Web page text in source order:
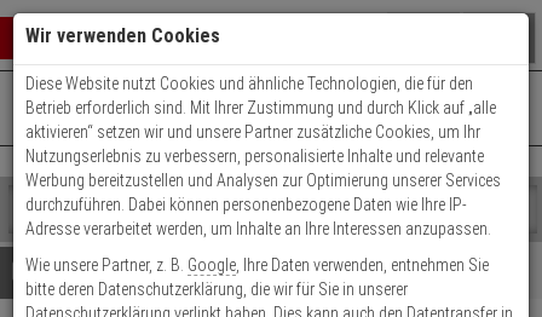
Warenkorb schließen
0 ARTIKEL IM WARENKORB
Ihr Warenkorb ist momentan leer.
Ergebnisse ()
Fertig
Shop
durchsuchen
Bitte
geben
Sie
Es
wurde
noch
+49 (0)821 899 493-0Mo. - Do.: 8:00 - 16:30 | Fr.: 8:00 - 14:00 Uhr
Kontaktservice nutzen
Details Beratung
Wir verwenden Cookies
Diese Website nutzt Cookies und ähnliche Technologien, die für den
Betrieb erforderlich sind. Mit Ihrer Zustimmung und durch Klick auf „alle
aktivieren“ setzen wir und unsere Partner zusätzliche Cookies, um Ihr
Nutzungserlebnis zu verbessern, personalisierte Inhalte und relevante
Werbung bereitzustellen und Analysen zur Optimierung unserer Services
durchzuführen. Dabei können personenbezogene Daten wie Ihre IP-
Adresse verarbeitet werden, um Inhalte an Ihre Interessen anzupassen.
Wie unsere Partner, z. B. Google , Ihre Daten verwenden, entnehmen Sie
bitte deren Datenschutzerklärung, die wir für Sie in unserer